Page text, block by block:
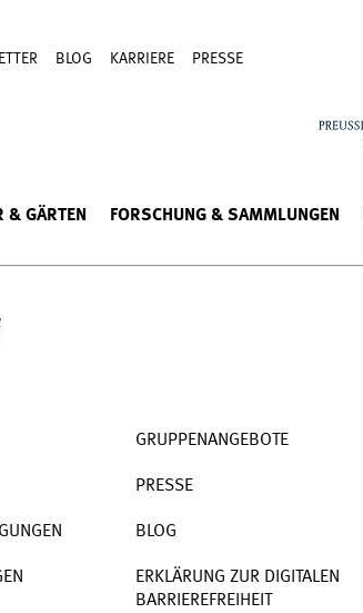
BLOG KARRIERE PRESSE
& GÄRTEN FORSCHUNG & SAMMLUNGEN
GRUPPENANGEBOTE
PRESSE
BLOG
ERKLÄRUNG ZUR DIGITALEN
BARRIEREFREIHEIT